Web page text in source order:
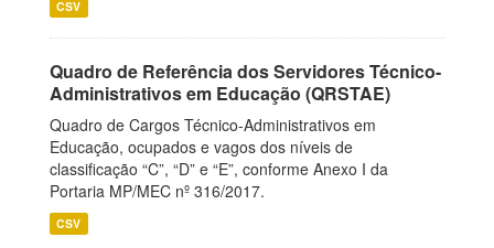
CSV
Quadro de Referência dos Servidores Técnico-
Administrativos em Educação (QRSTAE)
Quadro de Cargos Técnico-Administrativos em
Educação, ocupados e vagos dos níveis de
classificação “C”, “D” e “E”, conforme Anexo I da
Portaria MP/MEC nº 316/2017.
CSV